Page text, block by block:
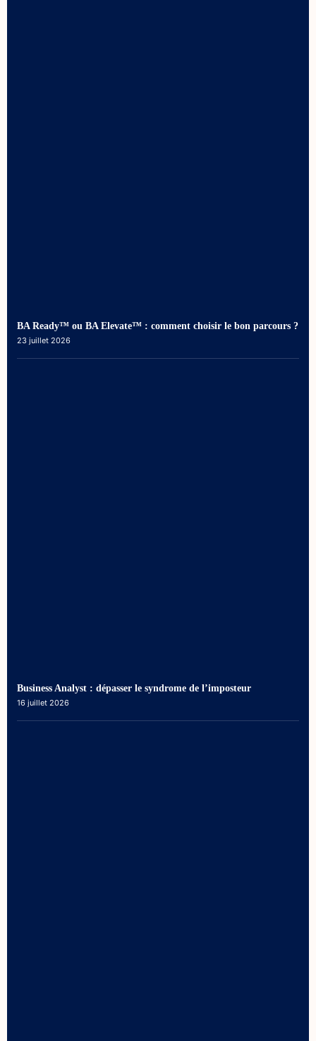
BA Ready™ ou BA Elevate™ : comment choisir le bon parcours ?
23 juillet 2026
Business Analyst : dépasser le syndrome de l’imposteur
16 juillet 2026